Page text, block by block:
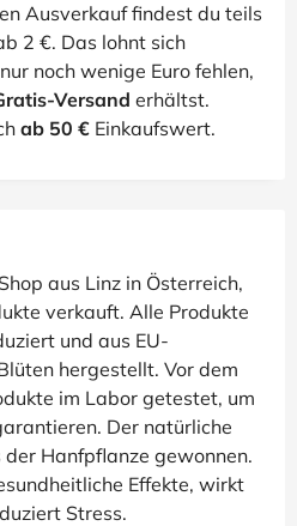
Ausverkauf findest du teils
2 €. Das lohnt sich
noch wenige Euro fehlen,
Versand erhältst.
ab 50 € Einkaufswert.
aus Linz in Österreich,
verkauft. Alle Produkte
und aus EU-
hergestellt. Vor dem
im Labor getestet, um
Der natürliche
Hanfpflanze gewonnen.
Effekte, wirkt
Stress.